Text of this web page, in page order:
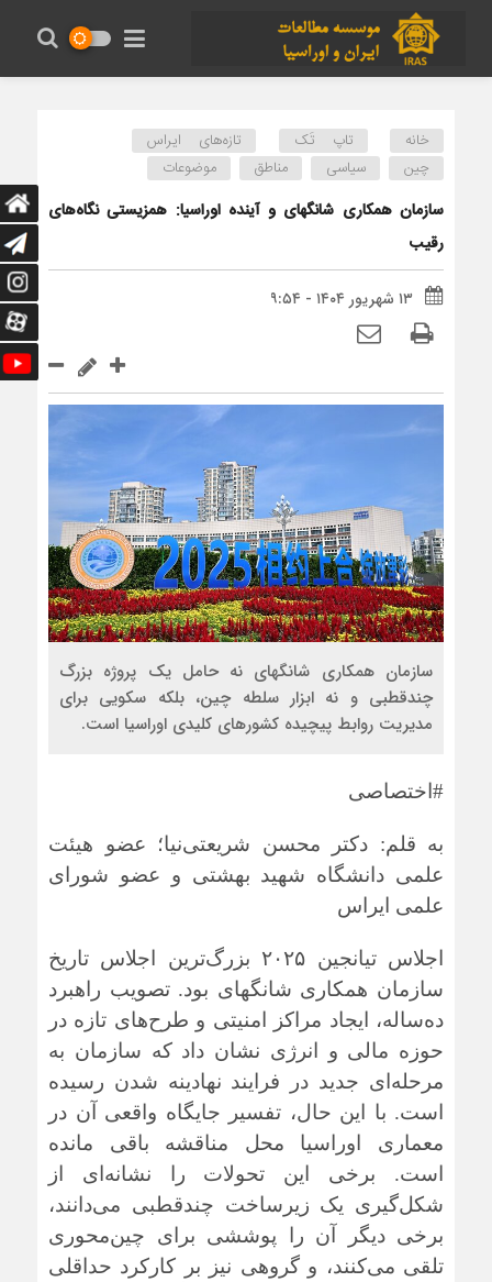
خانه تاپ تَک
تازه‌های ایراس
چین
سیاسی مناطق موضوعات
سازمان همکاری شانگهای و آینده اوراسیا: همزیستی نگاه‌های
رقیب
۱۳ شهریور ۱۴۰۴ - ۹:۵۴
سازمان همکاری شانگهای نه حامل یک پروژه بزرگ
چندقطبی و نه ابزار سلطه چین، بلکه سکویی برای
مدیریت روابط پیچیده کشورهای کلیدی اوراسیا است.
#اختصاصی
به قلم: دکتر محسن شریعتی‌نیا؛ عضو هیئت
علمی دانشگاه شهید بهشتی و عضو شورای
علمی ایراس
اجلاس تیانجین ۲۰۲۵ بزرگ‌ترین اجلاس تاریخ
سازمان همکاری شانگهای بود. تصویب راهبرد
ده‌ساله، ایجاد مراکز امنیتی و طرح‌های تازه در
حوزه مالی و انرژی نشان داد که سازمان به
مرحله‌ای جدید در فرایند نهادینه شدن رسیده
است. با این حال، تفسیر جایگاه واقعی آن در
معماری اوراسیا محل مناقشه باقی مانده
است. برخی این تحولات را نشانه‌ای از
شکل‌گیری یک زیرساخت چندقطبی می‌دانند،
برخی دیگر آن را پوششی برای چین‌محوری
تلقی می‌کنند، و گروهی نیز بر کارکرد حداقلی